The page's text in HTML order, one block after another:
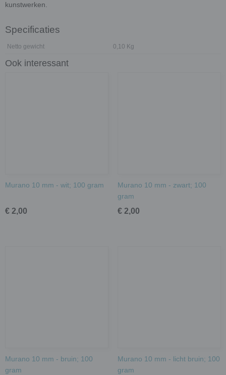
kunstwerken.
Specificaties
Netto gewicht 0,10 Kg
Ook interessant
Murano 10 mm - wit; 100 gram
€ 2,00
Murano 10 mm - zwart; 100
gram
€ 2,00
Murano 10 mm - bruin; 100
gram
Murano 10 mm - licht bruin; 100
gram